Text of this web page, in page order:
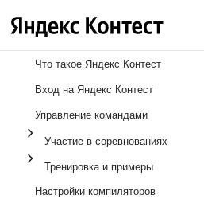
Что такое Яндекс Контест
Вход на Яндекс Контест
Управление командами
Участие в соревнованиях
Тренировка и примеры
Настройки компиляторов